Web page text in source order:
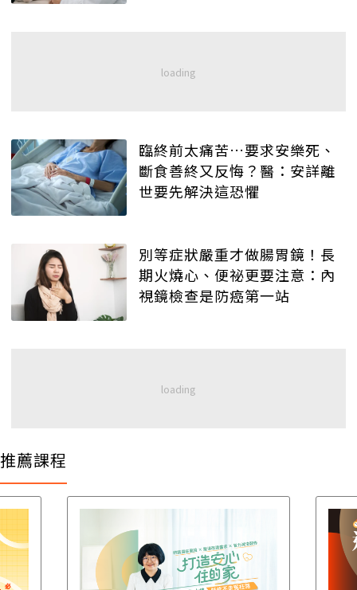
臨終前太痛苦…要求安樂死、
斷食善終又反悔？醫：安詳離
世要先解決這恐懼
別等症狀嚴重才做腸胃鏡！長
期火燒心、便祕更要注意：內
視鏡檢查是防癌第一站
推薦課程